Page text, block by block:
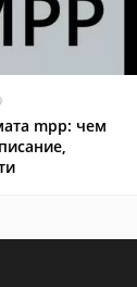
mpp: чем